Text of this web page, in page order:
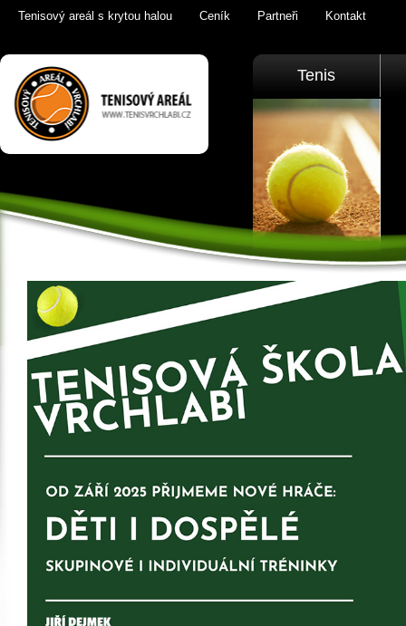
Tenisový areál s krytou halou Ceník Partneři Kontakt
Tenis Vrchlabí
golfový trenažér,
sauna,
KrkonošeTenis
Tenis